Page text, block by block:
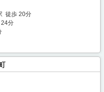
徒歩 20分
分